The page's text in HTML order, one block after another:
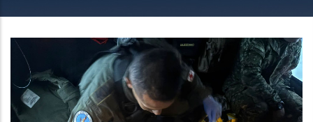
A
LA
NAVEGACIÓN